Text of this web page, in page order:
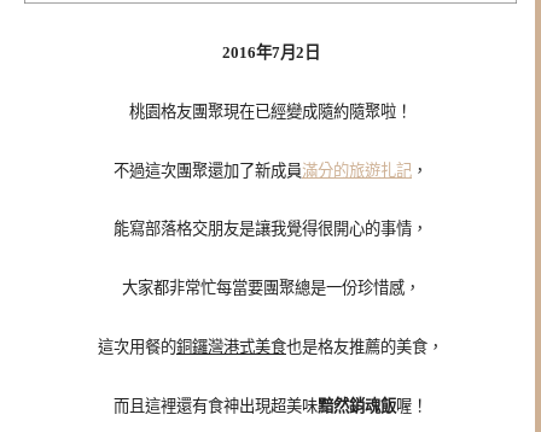
2016年7月2日
桃園格友團聚現在已經變成隨約隨聚啦！
不過這次團聚還加了新成員滿分的旅遊扎記 ，
能寫部落格交朋友是讓我覺得很開心的事情，
大家都非常忙每當要團聚總是一份珍惜感，
這次用餐的銅鑼灣港式美食也是格友推薦的美食，
而且這裡還有食神出現超美味黯然銷魂飯喔！